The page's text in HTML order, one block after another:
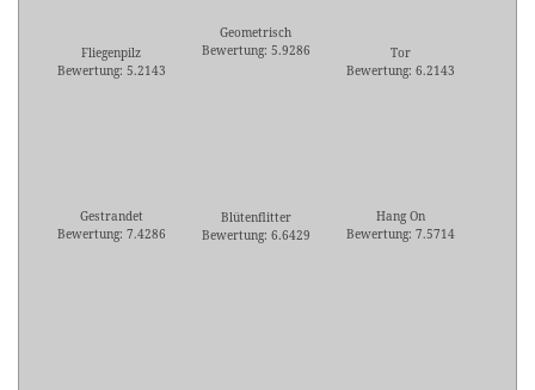
Fliegenpilz
Bewertung: 5.2143
Geometrisch
Bewertung: 5.9286
Tor
Bewertung: 6.2143
Gestrandet
Bewertung: 7.4286
Blütenflitter
Bewertung: 6.6429
Hang On
Bewertung: 7.5714